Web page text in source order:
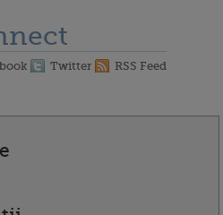
Twitter RSS Feed